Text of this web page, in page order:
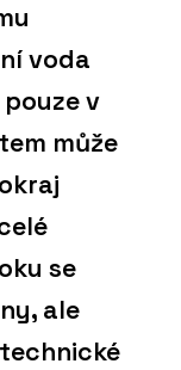
voda
v
může
se
ale